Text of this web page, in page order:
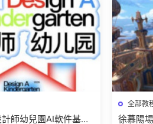
師幼兒園AI軟件基礎
全部教
徐慕陽